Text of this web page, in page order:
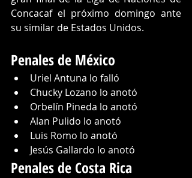
Concacaf el próximo domingo ante
su similar de Estados Unidos.
Penales de México
Uriel Antuna lo falló
Chucky Lozano lo anotó
Orbelín Pineda lo anotó
Alan Pulido lo anotó
Luis Romo lo anotó
Jesús Gallardo lo anotó
Penales de Costa Rica